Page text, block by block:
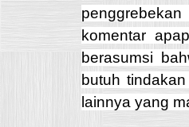
komentar
berasumsi
butuh
lainnya yang